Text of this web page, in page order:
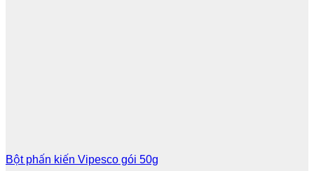
Bột phấn kiến Vipesco gói 50g